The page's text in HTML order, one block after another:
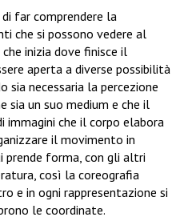
far comprendere la
che si possono vedere al
inizia dove finisce il
aperta a diverse possibilità
sia necessaria la percezione
sia un suo medium e che il
che il corpo elabora
il movimento in
prende forma, con gli altri
così la coreografia
e in ogni rappresentazione si
le coordinate.